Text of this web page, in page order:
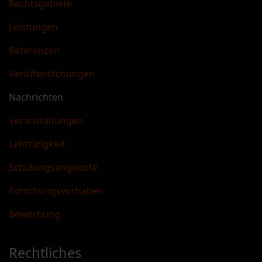
Rechtsgebiete
Leistungen
Referenzen
Veröffentlichungen
Nachrichten
Veranstaltungen
Lehrtätigkeit
Schulungsangebote
Forschungsvorhaben
Bewerbung
Rechtliches